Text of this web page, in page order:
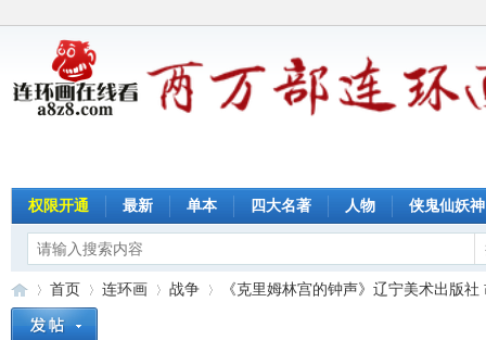
权限开通 最新 单本 四大名著 人物 侠鬼仙妖神
首页 连环画 战争 《克里姆林宫的钟声》辽宁美术出版社